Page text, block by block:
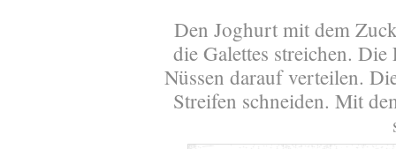
Den Joghurt mit dem
die Galettes streichen.
Nüssen darauf verteilen.
Streifen schneiden. Mit